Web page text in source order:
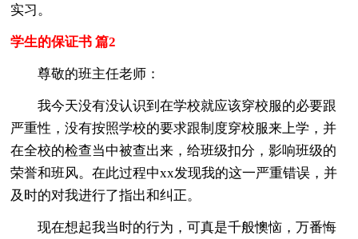
实习。
学生的保证书 篇2
尊敬的班主任老师：
我今天没有没认识到在学校就应该穿校服的必要跟
严重性，没有按照学校的要求跟制度穿校服来上学，并
在全校的检查当中被查出来，给班级扣分，影响班级的
荣誉和班风。在此过程中xx发现我的这一严重错误，并
及时的对我进行了指出和纠正。
现在想起我当时的行为，可真是千般懊恼，万番悔